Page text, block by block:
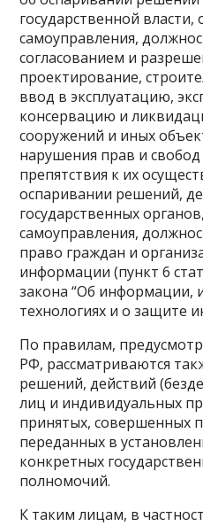
государственной власти,
самоуправления,
согласованием и
проектирование,
ввод в эксплуатацию,
консервацию и
сооружений и иных
нарушения прав и свобод
препятствия к их
оспаривании решений,
государственных
самоуправления,
право граждан и
информации (пункт 6
закона “Об
технологиях и о защите
По правилам,
РФ, рассматриваются
решений, действий
лиц и индивидуальных
принятых, совершенных
переданных в
конкретных
полномочий.
К таким лицам, в